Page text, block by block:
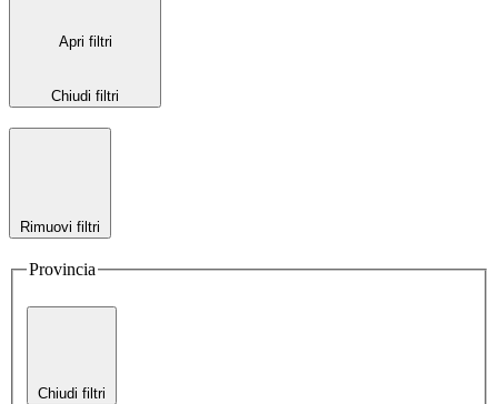
Apri filtri
Chiudi filtri
Rimuovi filtri
Provincia
Chiudi filtri